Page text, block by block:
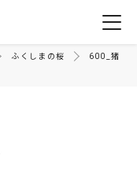
ふくしまの桜
600_猪